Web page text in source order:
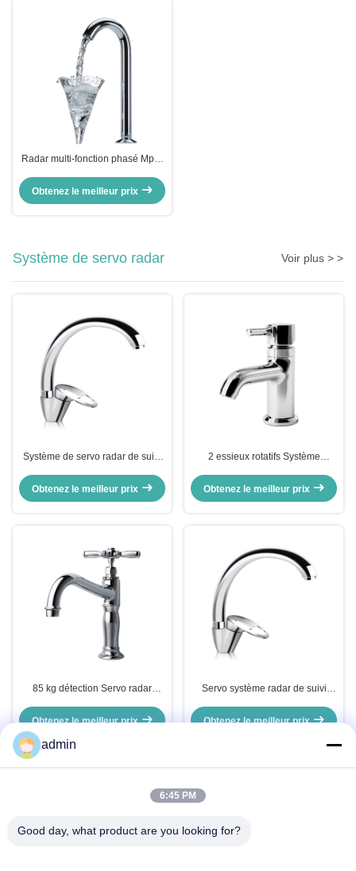
Radar multi-fonction phasé Mpar
météorologique 700x290x450mm
Obtenez le meilleur prix
Système de servo radar Voir plus > >
Système de servo radar de suivi
15KG
Obtenez le meilleur prix
2 essieux rotatifs Système
radar Ventilateur de balancement
Scan RS422
Obtenez le meilleur prix
85 kg détection Servo radar
Ventilateur Scan
Obtenez le meilleur prix
Servo système radar de suivi
Obtenez le meilleur prix
admin
6:45 PM
Good day, what product are you looking for?